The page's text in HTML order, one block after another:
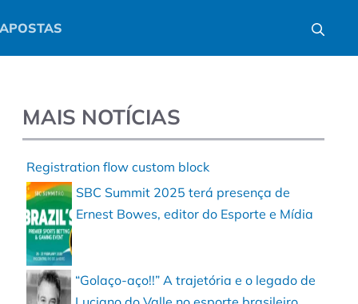
MAIS NOTÍCIAS
Registration flow custom block
SBC Summit 2025 terá presença de
Ernest Bowes, editor do Esporte e Mídia
“Golaço-aço!!” A trajetória e o legado de